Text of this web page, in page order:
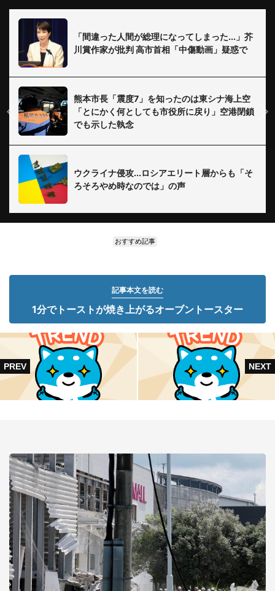
「間違った人間が総理になってしまった...」芥
川賞作家が批判 高市首相「中傷動画」疑惑で
熊本市長「震度7」を知ったのは東シナ海上空
「とにかく何としても市役所に戻り」空港閉鎖
でも示した執念
ウクライナ侵攻...ロシアエリート層からも「そ
ろそろやめ時なのでは」の声
おすすめ記事
記事本文を読む
1分でトーストが焼き上がるオーブントースター